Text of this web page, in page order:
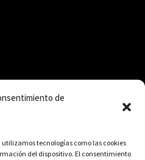
de
tecnologías como las cookies
del dispositivo. El consentimiento